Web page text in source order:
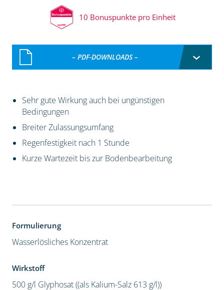
10 Bonuspunkte pro Einheit
– PDF-DOWNLOADS –
Sehr gute Wirkung auch bei ungünstigen
Bedingungen
Breiter Zulassungsumfang
Regenfestigkeit nach 1 Stunde
Kurze Wartezeit bis zur Bodenbearbeitung
Formulierung
Wasserlösliches Konzentrat
Wirkstoff
500 g/l Glyphosat ((als Kalium-Salz 613 g/l))